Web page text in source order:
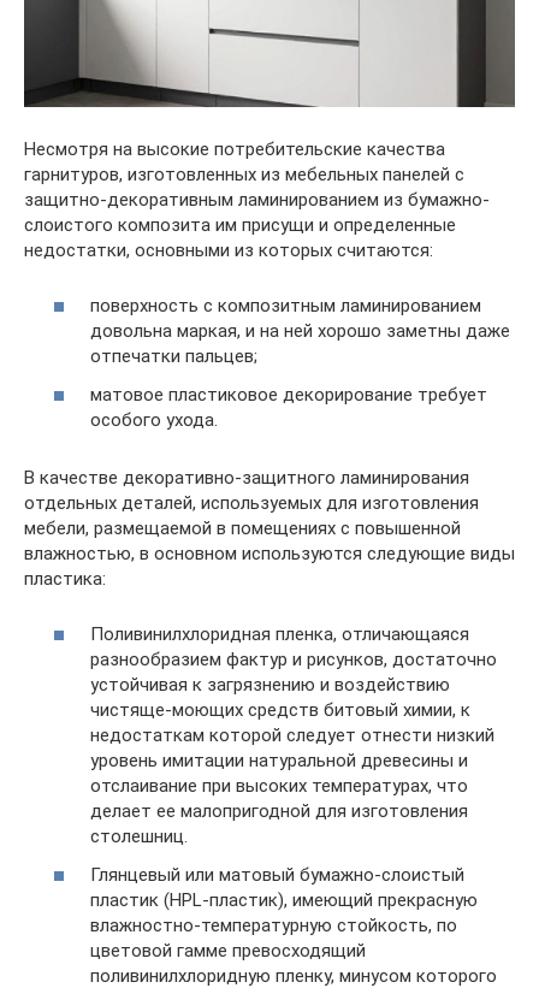
Несмотря на высокие потребительские качества
гарнитуров, изготовленных из мебельных панелей с
защитно-декоративным ламинированием из бумажно-
слоистого композита им присущи и определенные
недостатки, основными из которых считаются:
поверхность с композитным ламинированием
довольна маркая, и на ней хорошо заметны даже
отпечатки пальцев;
матовое пластиковое декорирование требует
особого ухода.
В качестве декоративно-защитного ламинирования
отдельных деталей, используемых для изготовления
мебели, размещаемой в помещениях с повышенной
влажностью, в основном используются следующие виды
пластика:
Поливинилхлоридная пленка, отличающаяся
разнообразием фактур и рисунков, достаточно
устойчивая к загрязнению и воздействию
чистяще-моющих средств битовый химии, к
недостаткам которой следует отнести низкий
уровень имитации натуральной древесины и
отслаивание при высоких температурах, что
делает ее малопригодной для изготовления
столешниц.
Глянцевый или матовый бумажно-слоистый
пластик (HPL-пластик), имеющий прекрасную
влажностно-температурную стойкость, по
цветовой гамме превосходящий
поливинилхлоридную пленку, минусом которого